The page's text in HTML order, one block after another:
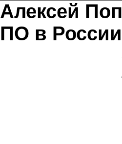
Алексей
ПО в